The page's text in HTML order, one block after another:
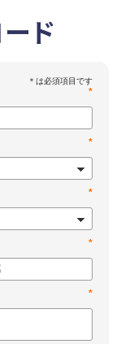
ド
*
*
*
*
*